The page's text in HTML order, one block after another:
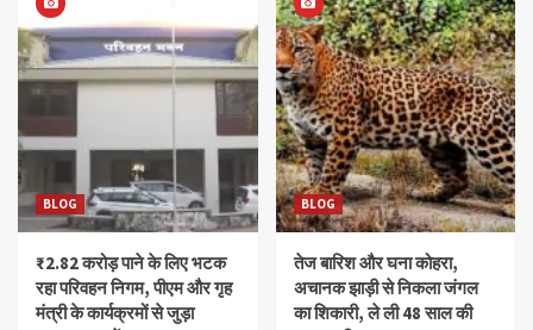
BLOG
₹2.82 करोड़ पाने के लिए भटक
रहा परिवहन निगम, पीएम और गृह
मंत्री के कार्यक्रमों से जुड़ा
BLOG
तेज बारिश और घना कोहरा,
अचानक झाड़ी से निकला जंगल
का शिकारी, ले ली 48 साल की